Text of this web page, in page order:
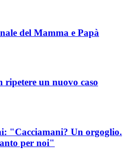
del Mamma e Papà
un nuovo caso
"Cacciamani? Un orgoglio.
per noi"